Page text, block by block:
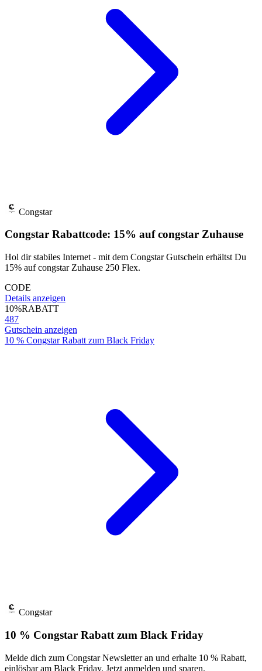
Congstar
Congstar Rabattcode: 15% auf congstar Zuhause
Hol dir stabiles Internet - mit dem Congstar Gutschein erhältst Du
15% auf congstar Zuhause 250 Flex.
CODE
Details anzeigen
10%RABATT
487
Gutschein anzeigen
10 % Congstar Rabatt zum Black Friday
Congstar
10 % Congstar Rabatt zum Black Friday
Melde dich zum Congstar Newsletter an und erhalte 10 % Rabatt,
einlösbar am Black Friday. Jetzt anmelden und sparen.